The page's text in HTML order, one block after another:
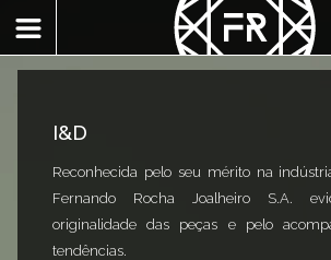
I&D
Reconhecida pelo seu mérito na
Fernando Rocha Joalheiro S.A.
originalidade das peças e pelo
tendências.